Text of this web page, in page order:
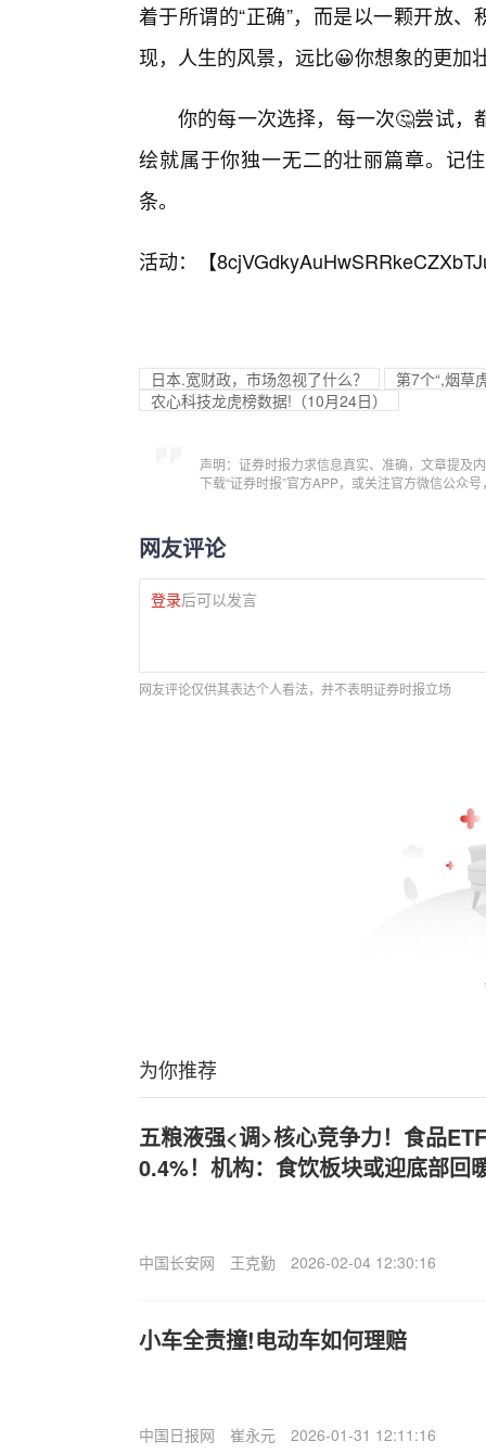
着于所谓的“正确”，而是以一颗开放
现，人生的风景，远比😀你想象的更加
你的每一次选择，每一次🤔尝试，
绘就属于你独一无二的壮丽篇章。记
条。
活动：【
日本.宽财政，市场忽视了什么？
第7个“,烟草
农心科技龙虎榜数据!（10月24日）
声明：证券时报力求信息真实、准确，文章提及
下载“证券时报”官方APP，或关注官方微信公众
网友评论
登录后可以发言
网友评论仅供其表达个人看法，并不表明证券时报立场
为你推荐
五粮液强<调>核心竞争力！食品
0.4%！机构：食饮板块或迎底部回
中国长安网 王克勤 2026-02-04 12:30:16
小车全责撞!电动车如何理赔
中国日报网 崔永元 2026-01-31 12:11:16